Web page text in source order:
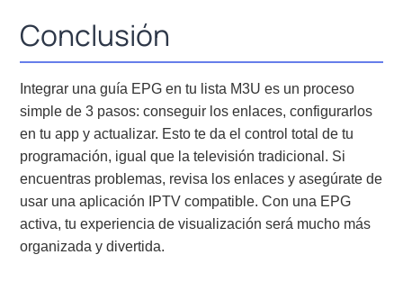
Conclusión
Integrar una guía EPG en tu lista M3U es un proceso
simple de 3 pasos: conseguir los enlaces, configurarlos
en tu app y actualizar. Esto te da el control total de tu
programación, igual que la televisión tradicional. Si
encuentras problemas, revisa los enlaces y asegúrate de
usar una aplicación IPTV compatible. Con una EPG
activa, tu experiencia de visualización será mucho más
organizada y divertida.